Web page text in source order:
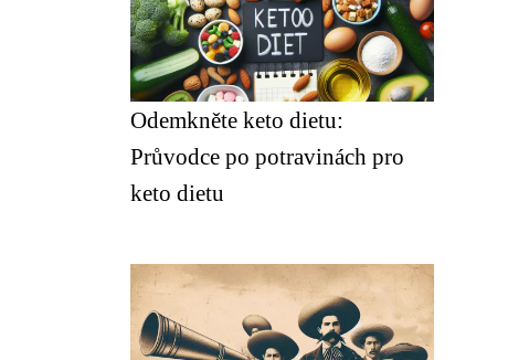
Odemkněte keto dietu:
Průvodce po potravinách pro
keto dietu